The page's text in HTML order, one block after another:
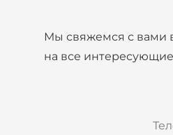
Мы свяжемся с вами
на все